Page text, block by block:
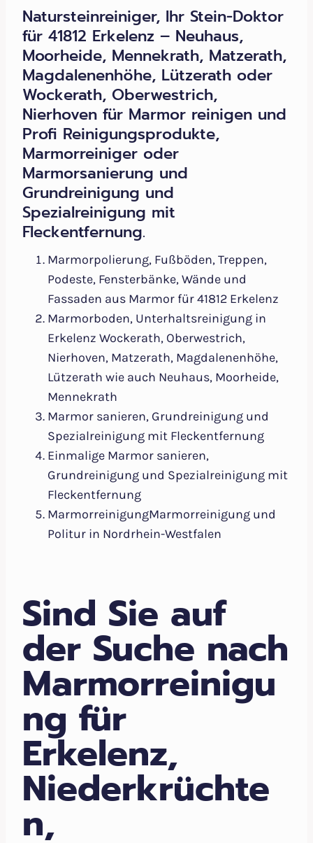
Natursteinreiniger, Ihr Stein-Doktor
für 41812 Erkelenz – Neuhaus,
Moorheide, Mennekrath, Matzerath,
Magdalenenhöhe, Lützerath oder
Wockerath, Oberwestrich,
Nierhoven für Marmor reinigen und
Profi Reinigungsprodukte,
Marmorreiniger oder
Marmorsanierung und
Grundreinigung und
Spezialreinigung mit
Fleckentfernung.
Marmorpolierung, Fußböden, Treppen,
Podeste, Fensterbänke, Wände und
Fassaden aus Marmor für 41812 Erkelenz
Marmorboden, Unterhaltsreinigung in
Erkelenz Wockerath, Oberwestrich,
Nierhoven, Matzerath, Magdalenenhöhe,
Lützerath wie auch Neuhaus, Moorheide,
Mennekrath
Marmor sanieren, Grundreinigung und
Spezialreinigung mit Fleckentfernung
Einmalige Marmor sanieren,
Grundreinigung und Spezialreinigung mit
Fleckentfernung
MarmorreinigungMarmorreinigung und
Politur in Nordrhein-Westfalen
Sind Sie auf
der Suche nach
Marmorreinigu
ng für
Erkelenz,
Niederkrüchte
n,